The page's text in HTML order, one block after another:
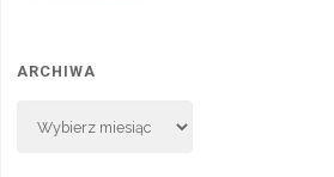
ARCHIWA